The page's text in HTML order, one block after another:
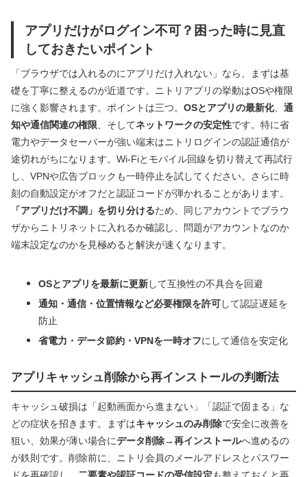
アプリだけがログイン不可？困った時に見直
しておきたいポイント
「ブラウザでは入れるのにアプリだけ入れない」なら、まずは基
礎を丁寧に整えるのが近道です。ニトリアプリの挙動はOSや権限
に強く影響されます。ポイントは三つ。 OSとアプリの最新化、 通
知や通信関連の権限 、そしてネットワークの安定性です。特に省
電力やデータセーバーが強い端末はニトリログインの認証通信が
途切れがちになります。Wi‑Fiとモバイル回線を切り替えて再試行
し、VPNや広告ブロックも一時停止を試してください。さらに時
刻の自動設定がオフだと認証コードが弾かれることがあります。
「アプリだけ不調」を切り分けるため、同じアカウントでブラウ
ザからニトリネットに入れるか確認し、問題がアカウントなのか
端末設定なのかを見極めると解決が速くなります。
OSとアプリを最新に更新して互換性の不具合を回避
通知・通信・位置情報など必要権限を許可して認証遅延を
防止
省電力・データ節約・VPNを一時オフにして通信を安定化
アプリキャッシュ削除から再インストールの判断法
キャッシュ破損は「起動画面から進まない」「認証で固まる」な
どの症状を招きます。まずはキャッシュのみ削除で安全に改善を
狙い、効果が薄い場合にデータ削除→再インストールへ進めるの
が鉄則です。削除前に、ニトリ会員のメールアドレスとパスワー
ドを再確認し、 二要素や認証コードの受信設定も整えておくと再